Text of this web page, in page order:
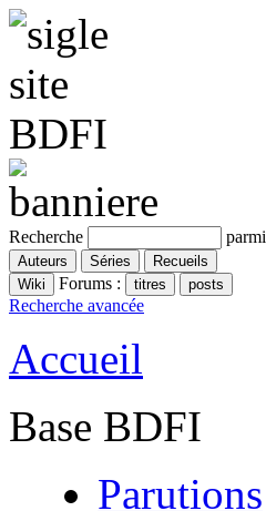
Recherche parmi
Forums :
Recherche avancée
Accueil
Base BDFI
Parutions